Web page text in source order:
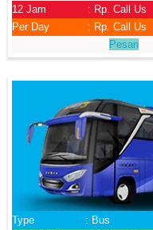
12 Jam
: Rp. Call Us
Per Day
: Rp. Call Us
Pesan
Type
: Bus